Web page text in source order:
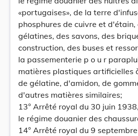
«portugaises», de la terre
phosphures de cuivre et d'étain,
gélatines, des savons, des
construction, des buses et
la passementerie p o u r
matières plastiques artificielles
de gélatine, d'amidon, de
d'autres matières similaires;
13° Arrêté royal du 30 juin
le régime douanier des
14° Arrêté royal du 9